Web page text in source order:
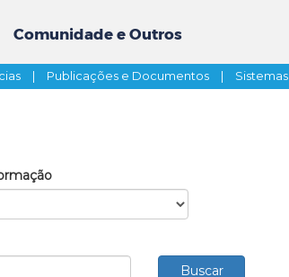
Comunidade e Outros
| Publicações e Documentos | Sistemas